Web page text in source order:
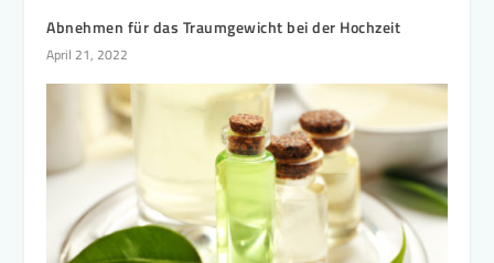
Abnehmen für das Traumgewicht bei der Hochzeit
April 21, 2022